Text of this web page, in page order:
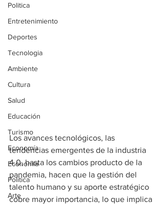
Politica
Entretenimiento
Deportes
Tecnologia
Ambiente
Cultura
Salud
Educación
Turismo
Economía
Economía
Política
Arte
Los avances tecnológicos, las
tendencias emergentes de la industria
4.0, hasta los cambios producto de la
pandemia, hacen que la gestión del
talento humano y su aporte estratégico
cobre mayor importancia, lo que implica